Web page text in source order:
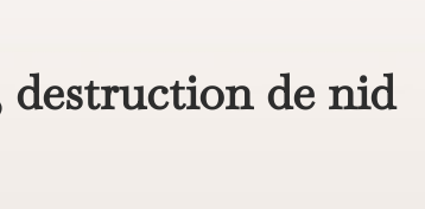
destruction de nid